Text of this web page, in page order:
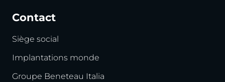
Contact
Siège social
Implantations monde
Groupe Beneteau Italia